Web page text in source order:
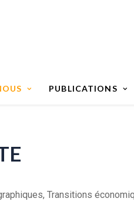
PUBLICATIONS
Transitions